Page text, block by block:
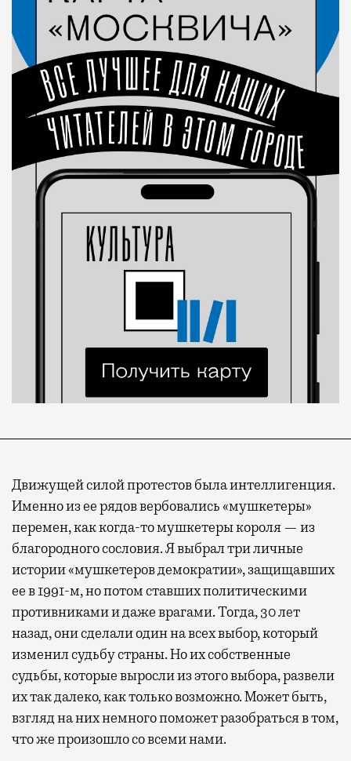
Движущей силой протестов была интеллигенция.
Именно из ее рядов вербовались «мушкетеры»
перемен, как когда-то мушкетеры короля — из
благородного сословия. Я выбрал три личные
истории «мушкетеров демократии», защищавших
ее в 1991-м, но потом ставших политическими
противниками и даже врагами. Тогда, 30 лет
назад, они сделали один на всех выбор, который
изменил судьбу страны. Но их собственные
судьбы, которые выросли из этого выбора, развели
их так далеко, как только возможно. Может быть,
взгляд на них немного поможет разобраться в том,
что же произошло со всеми нами.